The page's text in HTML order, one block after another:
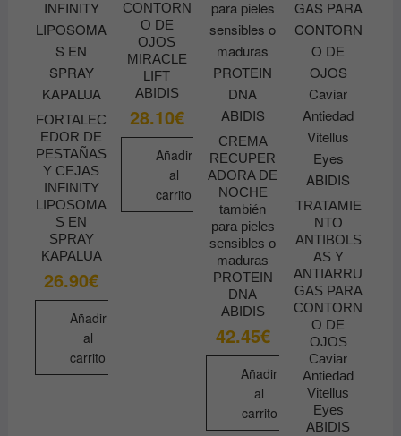
pueden
elegir
en
la
página
de
producto
FORTALEC
EDOR DE
PESTAÑAS
Y CEJAS
INFINITY
LIPOSOMA
S EN
SPRAY
KAPALUA
26.90€
Añadir
al
carrito
CONTORN
O DE
OJOS
MIRACLE
LIFT
ABIDIS
28.10€
Añadir
al
carrito
CREMA
RECUPER
ADORA DE
NOCHE
también
para pieles
sensibles o
maduras
PROTEIN
DNA
ABIDIS
42.45€
Añadir
al
carrito
TRATAMIE
NTO
ANTIBOLS
AS Y
ANTIARRU
GAS PARA
CONTORN
O DE
OJOS
Caviar
Antiedad
Vitellus
Eyes
ABIDIS